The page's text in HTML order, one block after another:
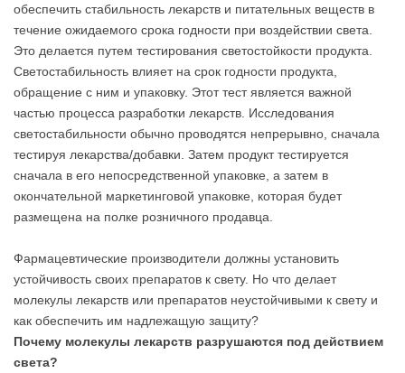
обеспечить стабильность лекарств и питательных веществ в
течение ожидаемого срока годности при воздействии света.
Это делается путем тестирования светостойкости продукта.
Светостабильность влияет на срок годности продукта,
обращение с ним и упаковку. Этот тест является важной
частью процесса разработки лекарств. Исследования
светостабильности обычно проводятся непрерывно, сначала
тестируя лекарства/добавки. Затем продукт тестируется
сначала в его непосредственной упаковке, а затем в
окончательной маркетинговой упаковке, которая будет
размещена на полке розничного продавца.
Фармацевтические производители должны установить
устойчивость своих препаратов к свету. Но что делает
молекулы лекарств или препаратов неустойчивыми к свету и
как обеспечить им надлежащую защиту?
Почему молекулы лекарств разрушаются под действием
света?